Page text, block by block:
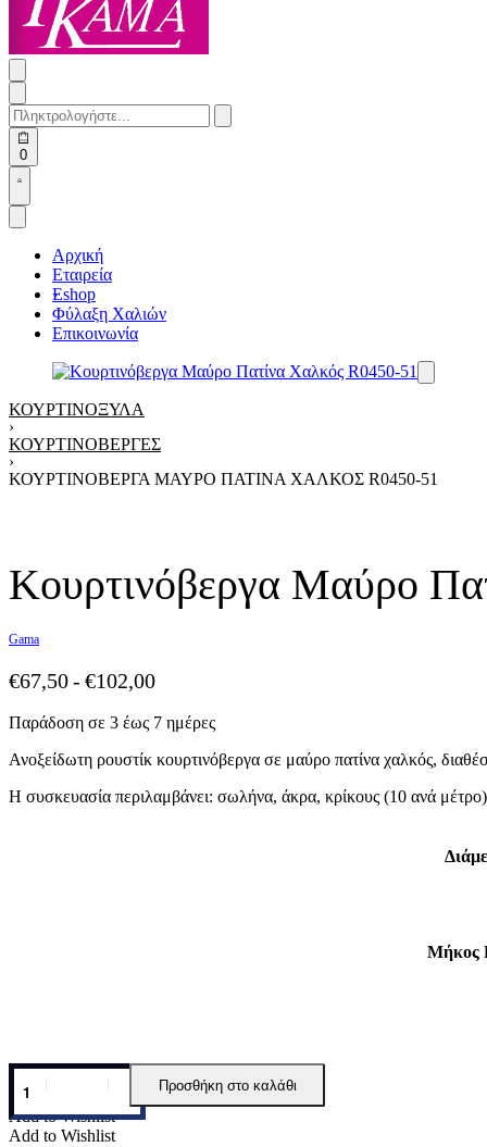
Search
for:
0Open
cart
Open
details
Αρχική
Εταιρεία
Eshop
Φύλαξη Χαλιών
Επικοινωνία
ΚΟΥΡΤΙΝΌΞΥΛΑ
›
ΚΟΥΡΤΙΝΌΒΕΡΓΕΣ
›
ΚΟΥΡΤΙΝΌΒΕΡΓΑ ΜΑΎΡΟ ΠΑΤΊΝΑ ΧΑΛΚΌΣ R0450-51
Κουρτινόβεργα Μαύρο
Gama
€67,50 €102,00
Παράδοση σε 3 έως 7 ημέρες
Ανοξείδωτη ρουστίκ κουρτινόβεργα σε μαύρο πατίνα χαλκός,
Η συσκευασία περιλαμβάνει: σωλήνα, άκρα, κρίκους (10 ανά
Μήκος
Κουρτινόβεργα
Μαύρο
Πατίνα
Χαλκός
Προσθήκη στο καλάθι
Add to Wishlist
Add to Wishlist